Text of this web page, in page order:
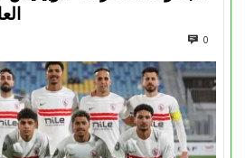
0